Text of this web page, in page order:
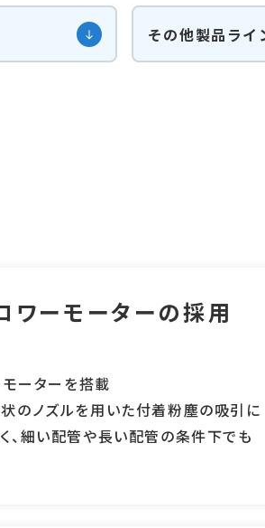
その他製品ラ
ワーモーターの採用
ーターを搭載
のノズルを用いた付着粉塵の吸引に
、細い配管や長い配管の条件下でも